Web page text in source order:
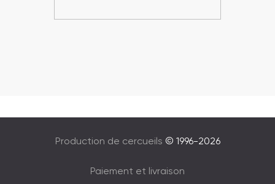
Production de cercueils © 1996-2026
Paiement et livraison